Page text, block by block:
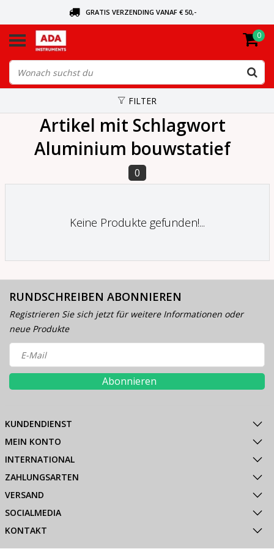
GRATIS VERZENDING VANAF € 50,-
VANDAAG BESTELD, VANDAAG VERZONDEN
0
FILTER
Artikel mit Schlagwort
Aluminium bouwstatief
0
Keine Produkte gefunden!...
RUNDSCHREIBEN ABONNIEREN
Registrieren Sie sich jetzt für weitere Informationen oder
neue Produkte
Abonnieren
KUNDENDIENST
MEIN KONTO
INTERNATIONAL
ZAHLUNGSARTEN
VERSAND
SOCIALMEDIA
KONTAKT